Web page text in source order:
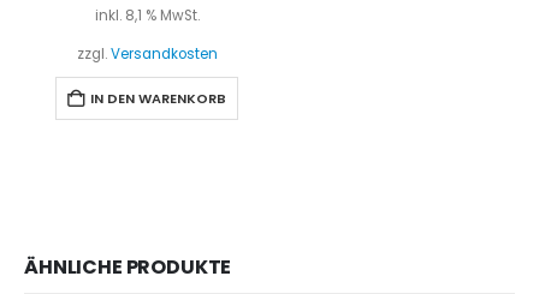
inkl. 8,1 % MwSt.
zzgl.Versandkosten
IN DEN WARENKORB
ÄHNLICHE PRODUKTE